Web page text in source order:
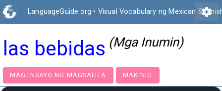
LanguageGuide.org • Visual Vocabulary ng Mexican settings
las bebidas (Mga Inumin)
MAGENSAYO NG MAGSALITA MAKINIG